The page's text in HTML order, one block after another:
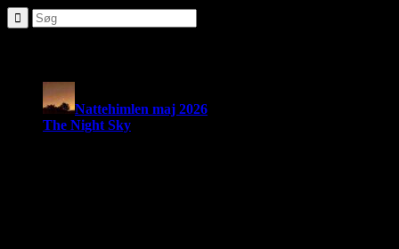
Nattehimlen maj 2026
The Night Sky